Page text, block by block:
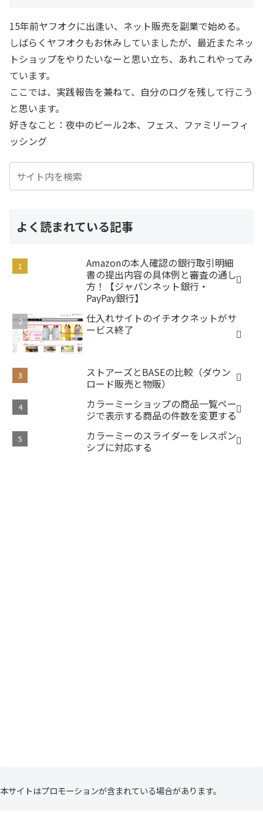
15年前ヤフオクに出逢い、ネット販売を副業で始める。
しばらくヤフオクもお休みしていましたが、最近またネッ
トショップをやりたいなーと思い立ち、あれこれやってみ
ています。
ここでは、実践報告を兼ねて、自分のログを残して行こう
と思います。
好きなこと：夜中のビール2本、フェス、ファミリーフィ
ッシング
よく読まれている記事
Amazonの本人確認の銀行取引明細
書の提出内容の具体例と審査の通し
方！【ジャパンネット銀行・
PayPay銀行】
仕入れサイトのイチオクネットがサ
ービス終了
ストアーズとBASEの比較（ダウン
ロード販売と物販）
カラーミーショップの商品一覧ペー
ジで表示する商品の件数を変更する
カラーミーのスライダーをレスポン
シブに対応する
本サイトはプロモーションが含まれている場合があります。